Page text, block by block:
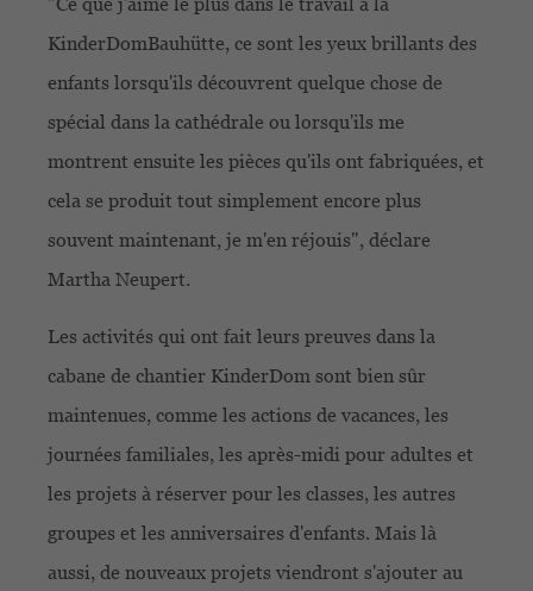
"Ce que j'aime le plus dans le travail à la
KinderDomBauhütte, ce sont les yeux brillants des
enfants lorsqu'ils découvrent quelque chose de
spécial dans la cathédrale ou lorsqu'ils me
montrent ensuite les pièces qu'ils ont fabriquées, et
cela se produit tout simplement encore plus
souvent maintenant, je m'en réjouis", déclare
Martha Neupert.
Les activités qui ont fait leurs preuves dans la
cabane de chantier KinderDom sont bien sûr
maintenues, comme les actions de vacances, les
journées familiales, les après-midi pour adultes et
les projets à réserver pour les classes, les autres
groupes et les anniversaires d'enfants. Mais là
aussi, de nouveaux projets viendront s'ajouter au